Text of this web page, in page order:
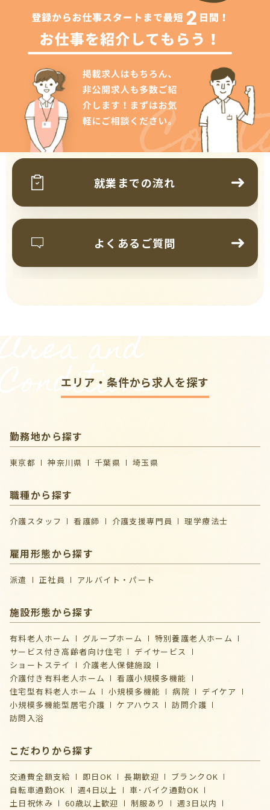
就業までの流れ
よくあるご質問
Area and
Conditions
エリア・条件から求人を探す
勤務地から探す
東京都 神奈川県 千葉県 埼玉県
職種から探す
介護スタッフ 看護師 介護支援専門員 理学療法士
雇用形態から探す
派遣 正社員 アルバイト・パート
施設形態から探す
有料老人ホーム グループホーム
特別養護老人ホーム
サービス付き高齢者向け住宅
デイサービス
ショートステイ
介護⽼⼈保健施設
介護付き有料老人ホーム
看護小規模多機能
住宅型有料老人ホーム
小規模多機能 病院
デイケア
⼩規模多機能型居宅介護
ケアハウス
訪問介護
訪問入浴
こだわりから探す
交通費全額支給 即日OK 長期歓迎
ブランクOK
自転車通勤OK
週4日以上
車･バイク通勤OK
土日祝休み
60歳以上歓迎 制服あり
週3日以内